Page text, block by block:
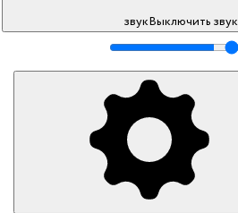
звукВыключить звук